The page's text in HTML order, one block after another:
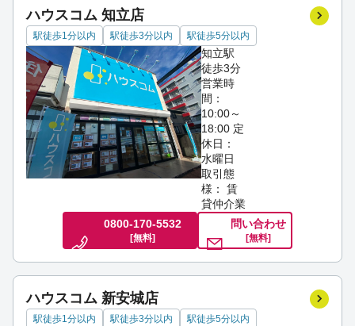
ハウスコム 知立店
駅徒歩1分以内 駅徒歩3分以内 駅徒歩5分以内
知立駅
徒歩3分
営業時
間：
10:00～
18:00 定
休日：
水曜日
取引態
様： 賃
貸仲介業
0800-170-5532
[無料]
問い合わせ
[無料]
ハウスコム 新安城店
駅徒歩1分以内 駅徒歩3分以内 駅徒歩5分以内